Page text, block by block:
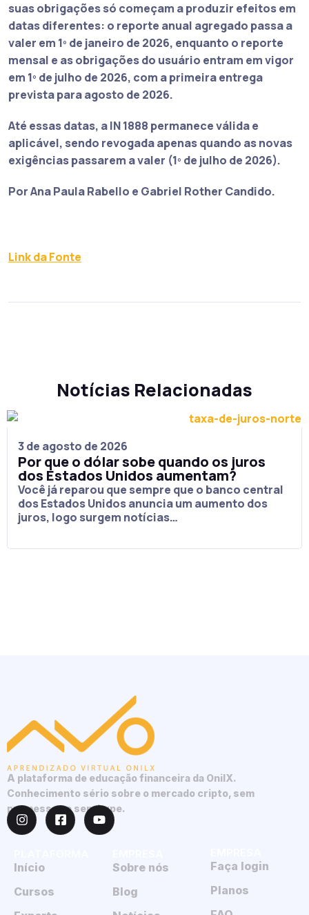
suas obrigações só começam a produzir efeitos em
datas diferentes: o reporte anual agregado passa a
valer em 1º de janeiro de 2026, enquanto o reporte
mensal e as obrigações do usuário entram em vigor
em 1º de julho de 2026, com a primeira entrega
prevista para agosto de 2026.
Até essas datas, a IN 1888 permanece válida e
aplicável, sendo revogada apenas quando as novas
exigências passarem a valer (1º de julho de 2026).
Por Ana Paula Rabello e Gabriel Rother Candido.
Link da Fonte
Notícias Relacionadas
3 de agosto de 2026
Por que o dólar sobe quando os juros
dos Estados Unidos aumentam?
Você já reparou que sempre que o banco central
dos Estados Unidos anuncia um aumento dos
juros, logo surgem notícias…
A plataforma de educação financeira da OnilX.
Conhecimento sério sobre o mercado cripto, sem
promessas e sem hype.
Início
Cursos
Sobre nós
Blog
Faça login
Planos